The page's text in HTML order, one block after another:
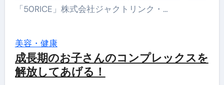
「50RICE」株式会社ジャクトリンク・…
美容・健康
成長期のお子さんのコンプレックスを
解放してあげる！